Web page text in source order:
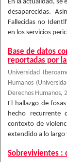
En la actualidad, se
desaparecidas.
Fallecidas no
en los servicios
Base de datos
reportadas por
Universidad
Humanos (
Derechos Humanos,
El hallazgo de
hecho recurrente
contexto de
extendido a lo largo
Sobrevivientes :